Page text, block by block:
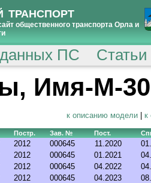
ТРАНСПОРТ
общественного транспорта Орла и
ПС
Имя-М-
к описанию модели| к
Постр. Зав. № Пост.
2012 000645 11.2020
2012 000645 01.2021
2012 000645 04.2022
2012 000645 04.2023